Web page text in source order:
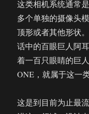
这类相机系统通常
多个单独的摄像头
顶形或者其他形状
话中的百眼巨人阿
着一百只眼睛的巨
ONE，就属于这一类
这是到目前为止最